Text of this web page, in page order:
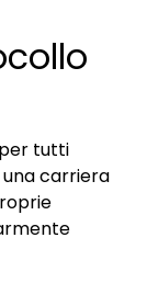
tutti
carriera